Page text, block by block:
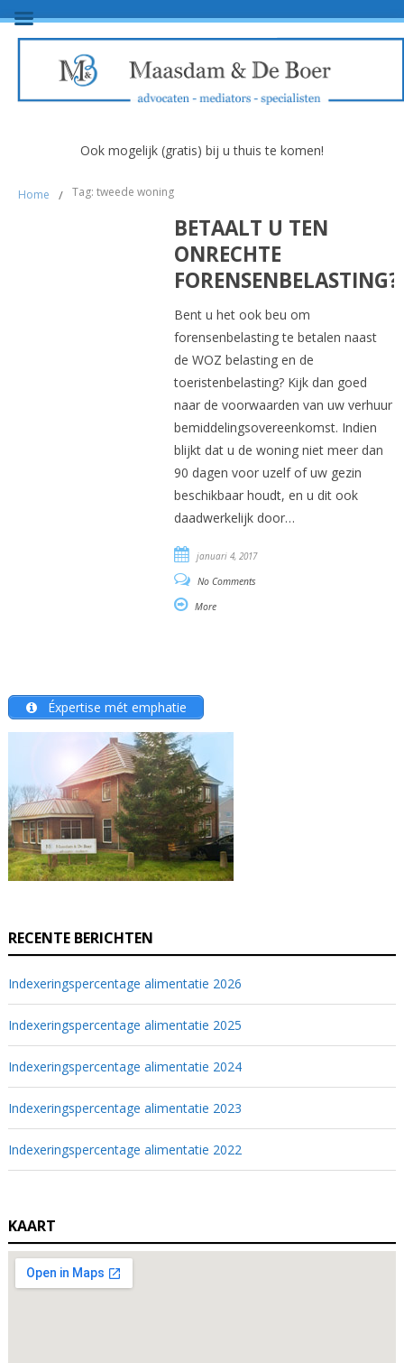
Ook mogelijk (gratis) bij u thuis te komen!
Home / Tag: tweede woning
BETAALT U TEN
ONRECHTE
FORENSENBELASTING?
Bent u het ook beu om
forensenbelasting te betalen naast
de WOZ belasting en de
toeristenbelasting? Kijk dan goed
naar de voorwaarden van uw verhuur
bemiddelingsovereenkomst. Indien
blijkt dat u de woning niet meer dan
90 dagen voor uzelf of uw gezin
beschikbaar houdt, en u dit ook
daadwerkelijk door…
januari 4, 2017
No Comments
More
Éxpertise mét emphatie
RECENTE BERICHTEN
Indexeringspercentage alimentatie 2026
Indexeringspercentage alimentatie 2025
Indexeringspercentage alimentatie 2024
Indexeringspercentage alimentatie 2023
Indexeringspercentage alimentatie 2022
KAART